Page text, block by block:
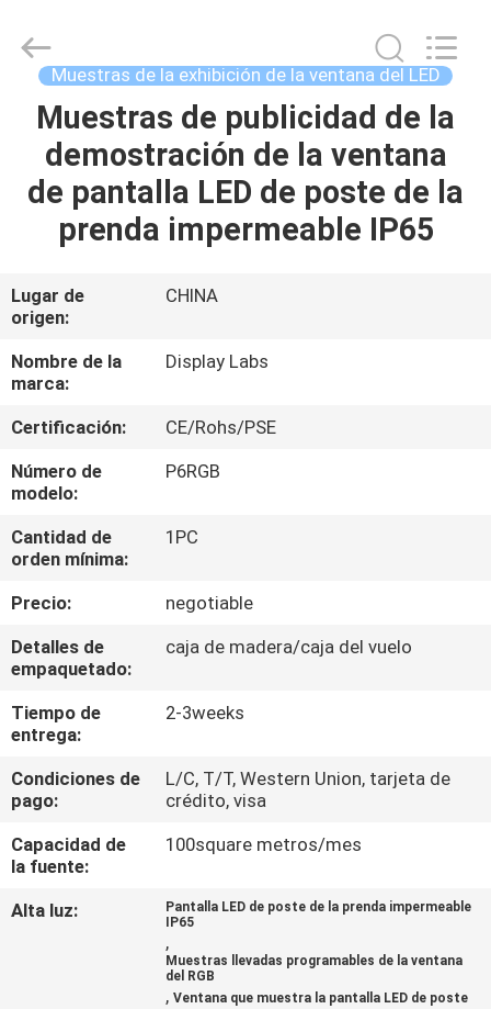
HOGAR
PRODUCTOS
SHOW
SOBRE
NOSOTROS
VIAJE
DE
LA
CONTROL
CALIDAD
ÉNTRENOS
EN
CONTACTO
CON
Display
Muestras de la exhibición de la ventana del LED
Muestras de publicidad de la
demostración de la ventana
de pantalla LED de poste de la
prenda impermeable IP65
Lugar de
origen:
CHINA
Nombre de la
marca:
Display Labs
Certificación:
CE/Rohs/PSE
Número de
modelo:
P6RGB
Cantidad de
orden mínima:
1PC
Precio:
negotiable
Detalles de
empaquetado:
caja de madera/caja del vuelo
Tiempo de
entrega:
2-3weeks
Condiciones de
pago:
L/C, T/T, Western Union, tarjeta de
crédito, visa
Capacidad de
la fuente:
100square metros/mes
Alta luz:
Pantalla LED de poste de la prenda impermeable
IP65
,
Muestras llevadas programables de la ventana
del RGB
,Ventana que muestra la pantalla LED de poste